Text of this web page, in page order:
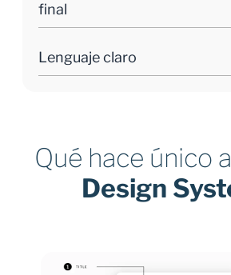
final
Lenguaje claro
Qué hace único
Design